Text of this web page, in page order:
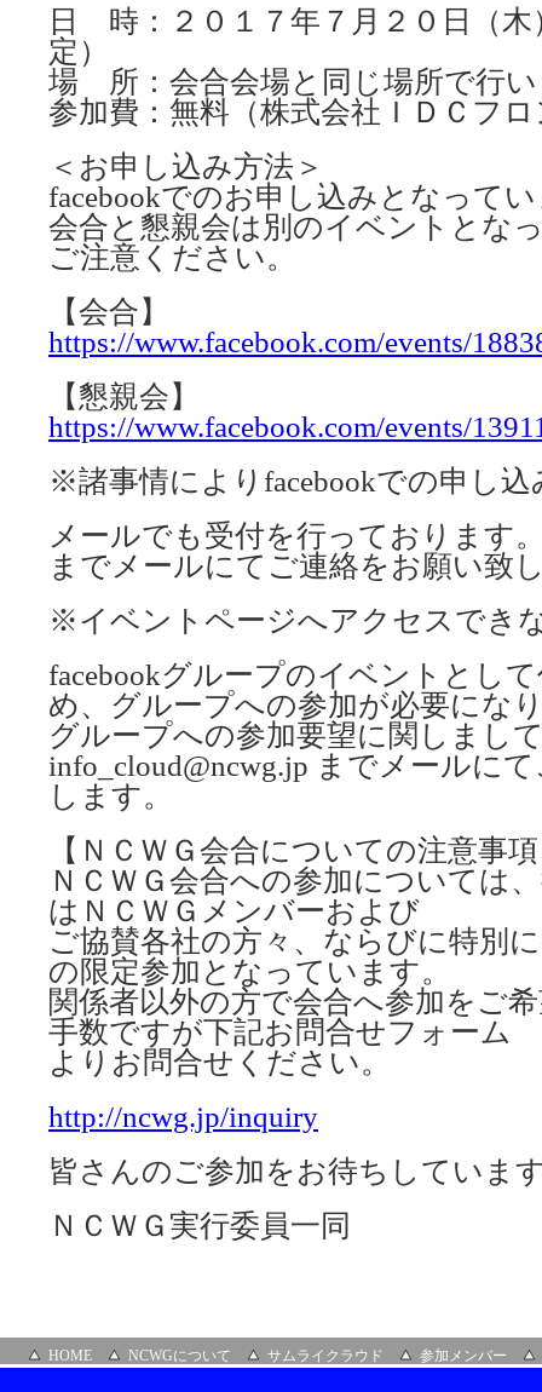
日 時：２０１７年７月２０日（木
定）
場 所：会合会場と同じ場所で行
参加費：無料（株式会社ＩＤＣフ
＜お申し込み方法＞
facebookでのお申し込みとなって
会合と懇親会は別のイベントとな
ご注意ください。
【会合】
https://www.facebook.com/events/
【懇親会】
https://www.facebook.com/events/
※諸事情によりfacebookでの申し
メールでも受付を行っております
までメールにてご連絡をお願い致
※イベントページへアクセスでき
facebookグループのイベントとし
め、グループへの参加が必要にな
グループへの参加要望に関しまし
info_cloud@ncwg.jp までメールに
します。
【ＮＣＷＧ会合についての注意事
ＮＣＷＧ会合への参加については
はＮＣＷＧメンバーおよび
ご協賛各社の方々、ならびに特別
の限定参加となっています。
関係者以外の方で会合へ参加をご
手数ですが下記お問合せフォーム
よりお問合せください。
http://ncwg.jp/inquiry
皆さんのご参加をお待ちしていま
ＮＣＷＧ実行委員一同
HOME NCWGについて サムライクラウド 参加メンバー